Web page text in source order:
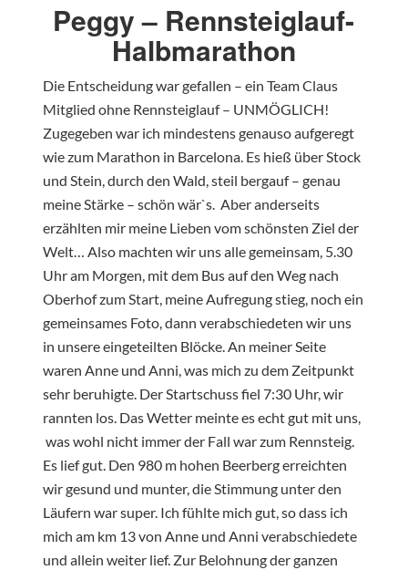
Peggy – Rennsteiglauf-
Halbmarathon
Die Entscheidung war gefallen – ein Team Claus
Mitglied ohne Rennsteiglauf – UNMÖGLICH!
Zugegeben war ich mindestens genauso aufgeregt
wie zum Marathon in Barcelona. Es hieß über Stock
und Stein, durch den Wald, steil bergauf – genau
meine Stärke – schön wär`s. Aber anderseits
erzählten mir meine Lieben vom schönsten Ziel der
Welt… Also machten wir uns alle gemeinsam, 5.30
Uhr am Morgen, mit dem Bus auf den Weg nach
Oberhof zum Start, meine Aufregung stieg, noch ein
gemeinsames Foto, dann verabschiedeten wir uns
in unsere eingeteilten Blöcke. An meiner Seite
waren Anne und Anni, was mich zu dem Zeitpunkt
sehr beruhigte. Der Startschuss fiel 7:30 Uhr, wir
rannten los. Das Wetter meinte es echt gut mit uns,
was wohl nicht immer der Fall war zum Rennsteig.
Es lief gut. Den 980 m hohen Beerberg erreichten
wir gesund und munter, die Stimmung unter den
Läufern war super. Ich fühlte mich gut, so dass ich
mich am km 13 von Anne und Anni verabschiedete
und allein weiter lief. Zur Belohnung der ganzen